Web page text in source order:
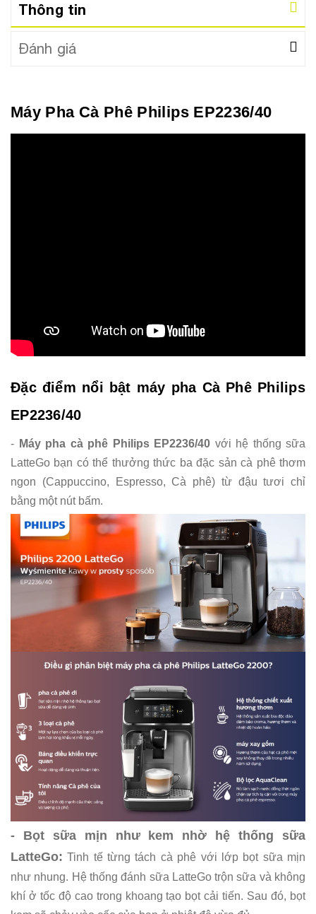
Thông tin
Đánh giá
Máy Pha Cà Phê Philips EP2236/40
Đặc điểm nổi bật máy pha Cà Phê Philips
EP2236/40
- Máy pha cà phê Philips EP2236/40 với hệ thống sữa
LatteGo bạn có thể thưởng thức ba đặc sản cà phê thơm
ngon (Cappuccino, Espresso, Cà phê) từ đậu tươi chỉ
bằng một nút bấm.
- Bọt sữa mịn như kem nhờ hệ thống sữa
LatteGo: Tinh tế từng tách cà phê với lớp bọt sữa mịn
như nhung. Hệ thống đánh sữa LatteGo trộn sữa và không
khí ở tốc độ cao trong khoang tạo bọt cải tiến. Sau đó, bọt